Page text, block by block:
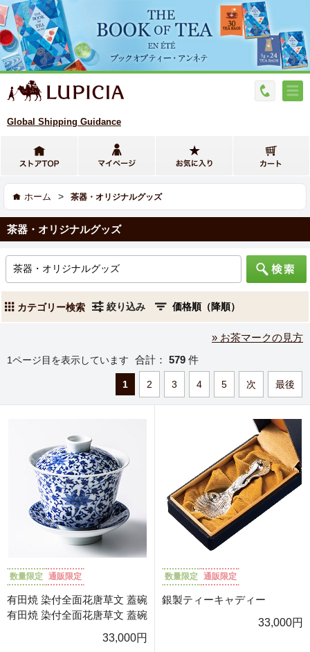
Global Shipping Guidance
ホーム > 茶器・オリジナルグッズ
茶器・オリジナルグッズ
カテゴリー検索 絞り込み
» お茶マークの見方
1ページ目を表示しています 合計： 579 件
1 2 3 4 5 次 最後
数量限定 通販限定
有田焼 染付全面花唐草文 蓋碗
有田焼 染付全面花唐草文 蓋碗
33,000円
数量限定 通販限定
銀製ティーキャディー
33,000円